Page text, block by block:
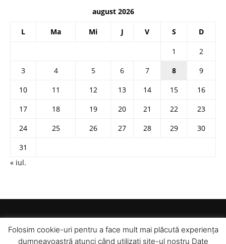
august 2026
L Ma Mi J V S D
1
2
3
4 5 6 7 8
9
10
11 12 13 14 15
16
17
18 19 20 21 22
23
24
25 26 27 28 29
30
31
« iul.
Folosim cookie-uri pentru a face mult mai plăcută experiența
dumneavoastră atunci când utilizați site-ul nostru Date